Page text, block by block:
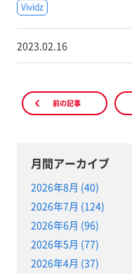
Vividz
2023.02.16
前の記事
月間アーカイブ
2026年8月 (40)
2026年7月 (124)
2026年6月 (96)
2026年5月 (77)
2026年4月 (37)